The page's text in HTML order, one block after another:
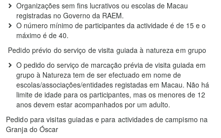
Organizações sem fins lucrativos ou escolas de Macau
registradas no Governo da RAEM.
O número mínimo de participantes da actividade é de 15 e o
máximo é de 40.
Pedido prévio do serviço de visita guiada à natureza em grupo
O pedido do serviço de marcação prévia de visita guiada em
grupo à Natureza tem de ser efectuado em nome de
escolas/associações/entidades registadas em Macau. Não há
limite de idade para os participantes, mas os menores de 12
anos devem estar acompanhados por um adulto.
Pedido para visitas guiadas e para actividades de campismo na
Granja do Óscar